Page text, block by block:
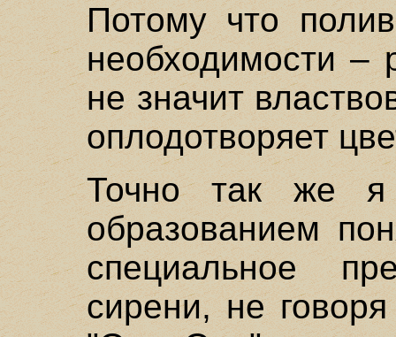
Потому что
необходимости –
не значит
оплодотворяет
Точно так же
образованием
специальное
сирени, не